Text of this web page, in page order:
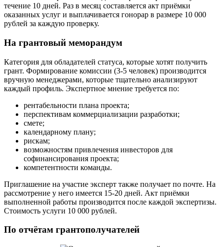
течение 10 дней. Раз в месяц составляется акт приёмки
оказанных услуг и выплачивается гонорар в размере 10 000
рублей за каждую проверку.
На грантовый меморандум
Категория для обладателей статуса, которые хотят получить
грант. Формирование комиссии (3-5 человек) производится
вручную менеджерами, которые тщательно анализируют
каждый профиль. Экспертное мнение требуется по:
рентабельности плана проекта;
перспективам коммерциализации разработки;
смете;
календарному плану;
рискам;
возможностям привлечения инвесторов для
софинансирования проекта;
компетентности команды.
Приглашение на участие эксперт также получает по почте. На
рассмотрение у него имеется 15-20 дней. Акт приёмки
выполненной работы производится после каждой экспертизы.
Стоимость услуги 10 000 рублей.
По отчётам грантополучателей